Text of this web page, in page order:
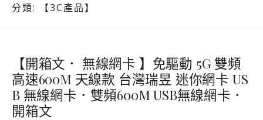
分類: 【3C產品】
【開箱文． 無線網卡 】免驅動 5G 雙頻
高速600M 天線款 台灣瑞昱 迷你網卡 US
B 無線網卡．雙頻600M USB無線網卡．
開箱文